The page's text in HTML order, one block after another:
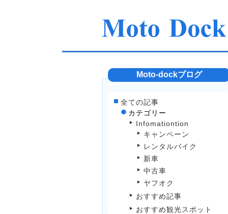
Moto-dockブログ
全ての記事
カテゴリー
Infomationtion
キャンペーン
レンタルバイク
新車
中古車
ヤフオク
おすすめ記事
おすすめ観光スポット